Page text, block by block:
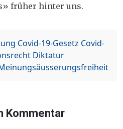
früher hinter uns.
Covid-19-Gesetz Covid-
Diktatur
Kommentar